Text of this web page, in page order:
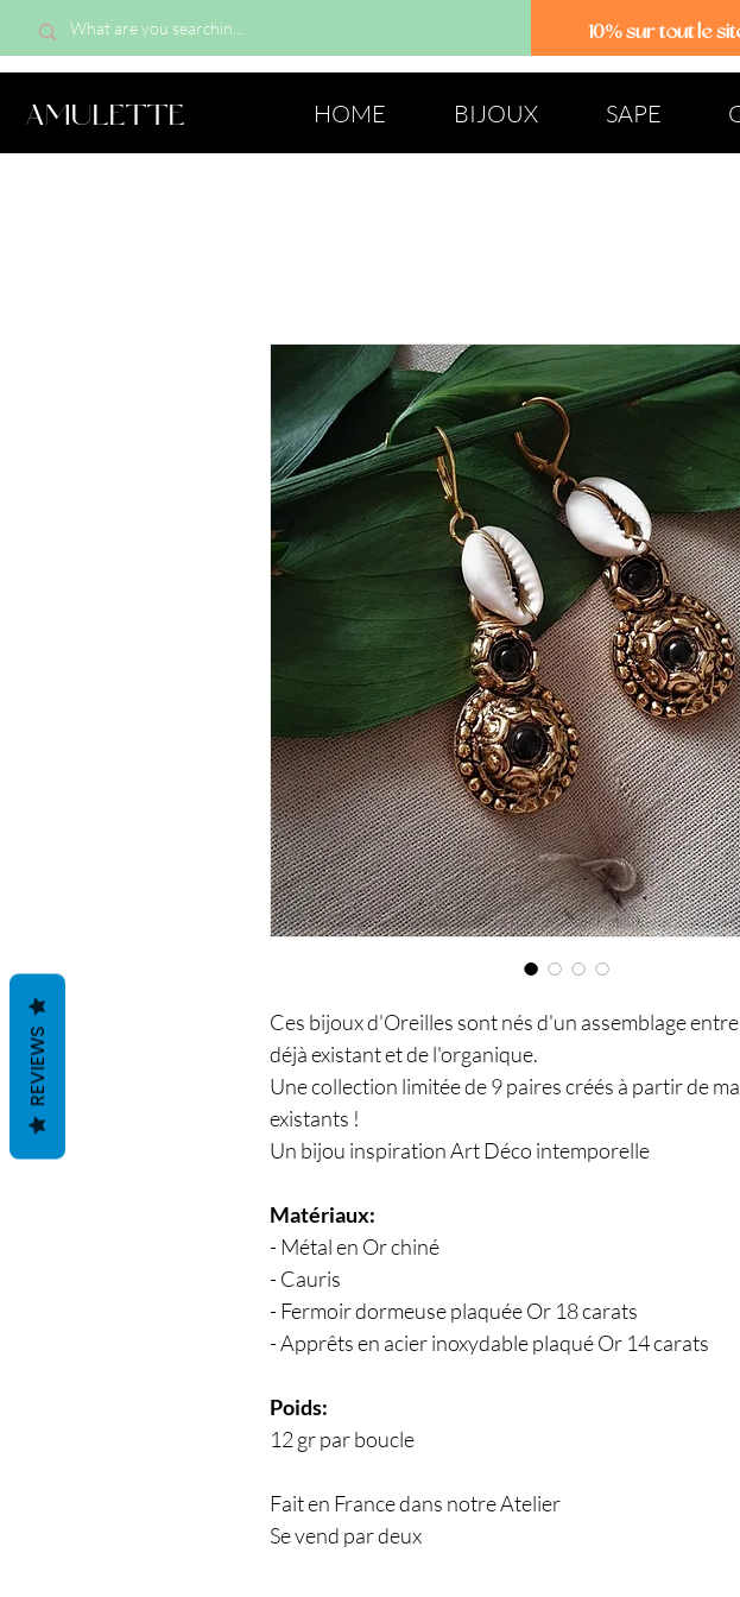
10% sur tout le
AMULETTE HOME BIJOUX SAPE
Ces bijoux d'Oreilles sont nés d'un assemblage
déjà existant et de l'organique.
Une collection limitée de 9 paires créés à partir de
existants !
Un bijou inspiration Art Déco intemporelle
Matériaux:
- Métal en Or chiné
- Cauris
- Fermoir dormeuse plaquée Or 18 carats
- Apprêts en acier inoxydable plaqué Or 14 carats
Poids:
12 gr par boucle
Fait en France dans notre Atelier
Se vend par deux
REVIEWS